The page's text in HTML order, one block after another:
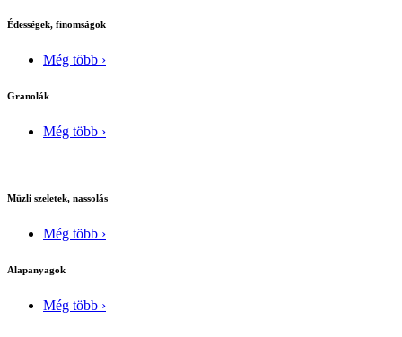
Édességek, finomságok
Még több ›
Granolák
Még több ›
Müzli szeletek, nassolás
Még több ›
Alapanyagok
Még több ›